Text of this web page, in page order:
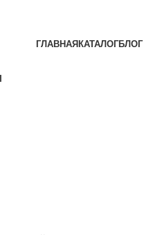
ГЛАВНАЯ КАТАЛОГБЛОГ